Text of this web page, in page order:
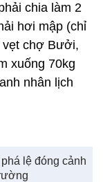
chia làm 2
hơi mập (chỉ
vẹt chợ Bưởi,
xuống 70kg
nhân lịch
lệ đóng cảnh